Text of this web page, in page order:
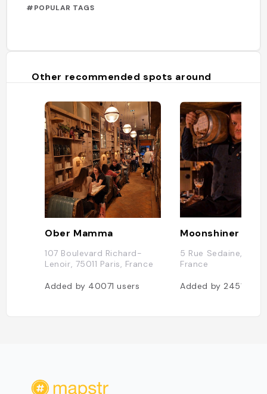
#POPULAR TAGS
Other recommended spots around
Ober Mamma
107 Boulevard Richard-
Lenoir, 75011 Paris, France
Added by 40071users
Moonshiner
5 Rue Sedaine,
France
Added by24511